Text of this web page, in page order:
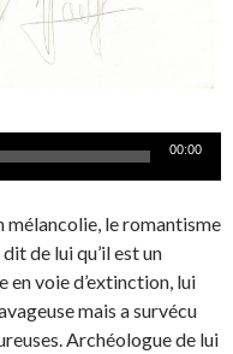
00:00
mélancolie, le romantisme
de lui qu’il est un
en voie d’extinction, lui
mais a survécu
Archéologue de lui